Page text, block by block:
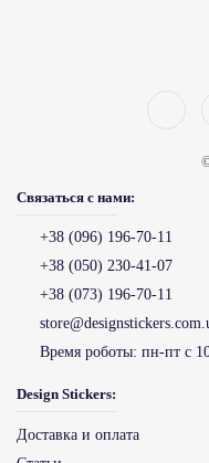
Связаться с нами:
+38 (096) 196-70-11
+38 (050) 230-41-07
+38 (073) 196-70-11
Время роботы: пн-пт с
Design Stickers:
Доставка и оплата